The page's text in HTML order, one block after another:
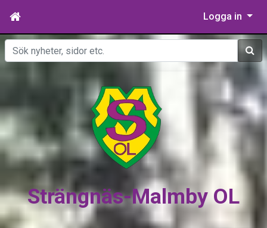
Logga in
Sök
Strängnäs-Malmby OL